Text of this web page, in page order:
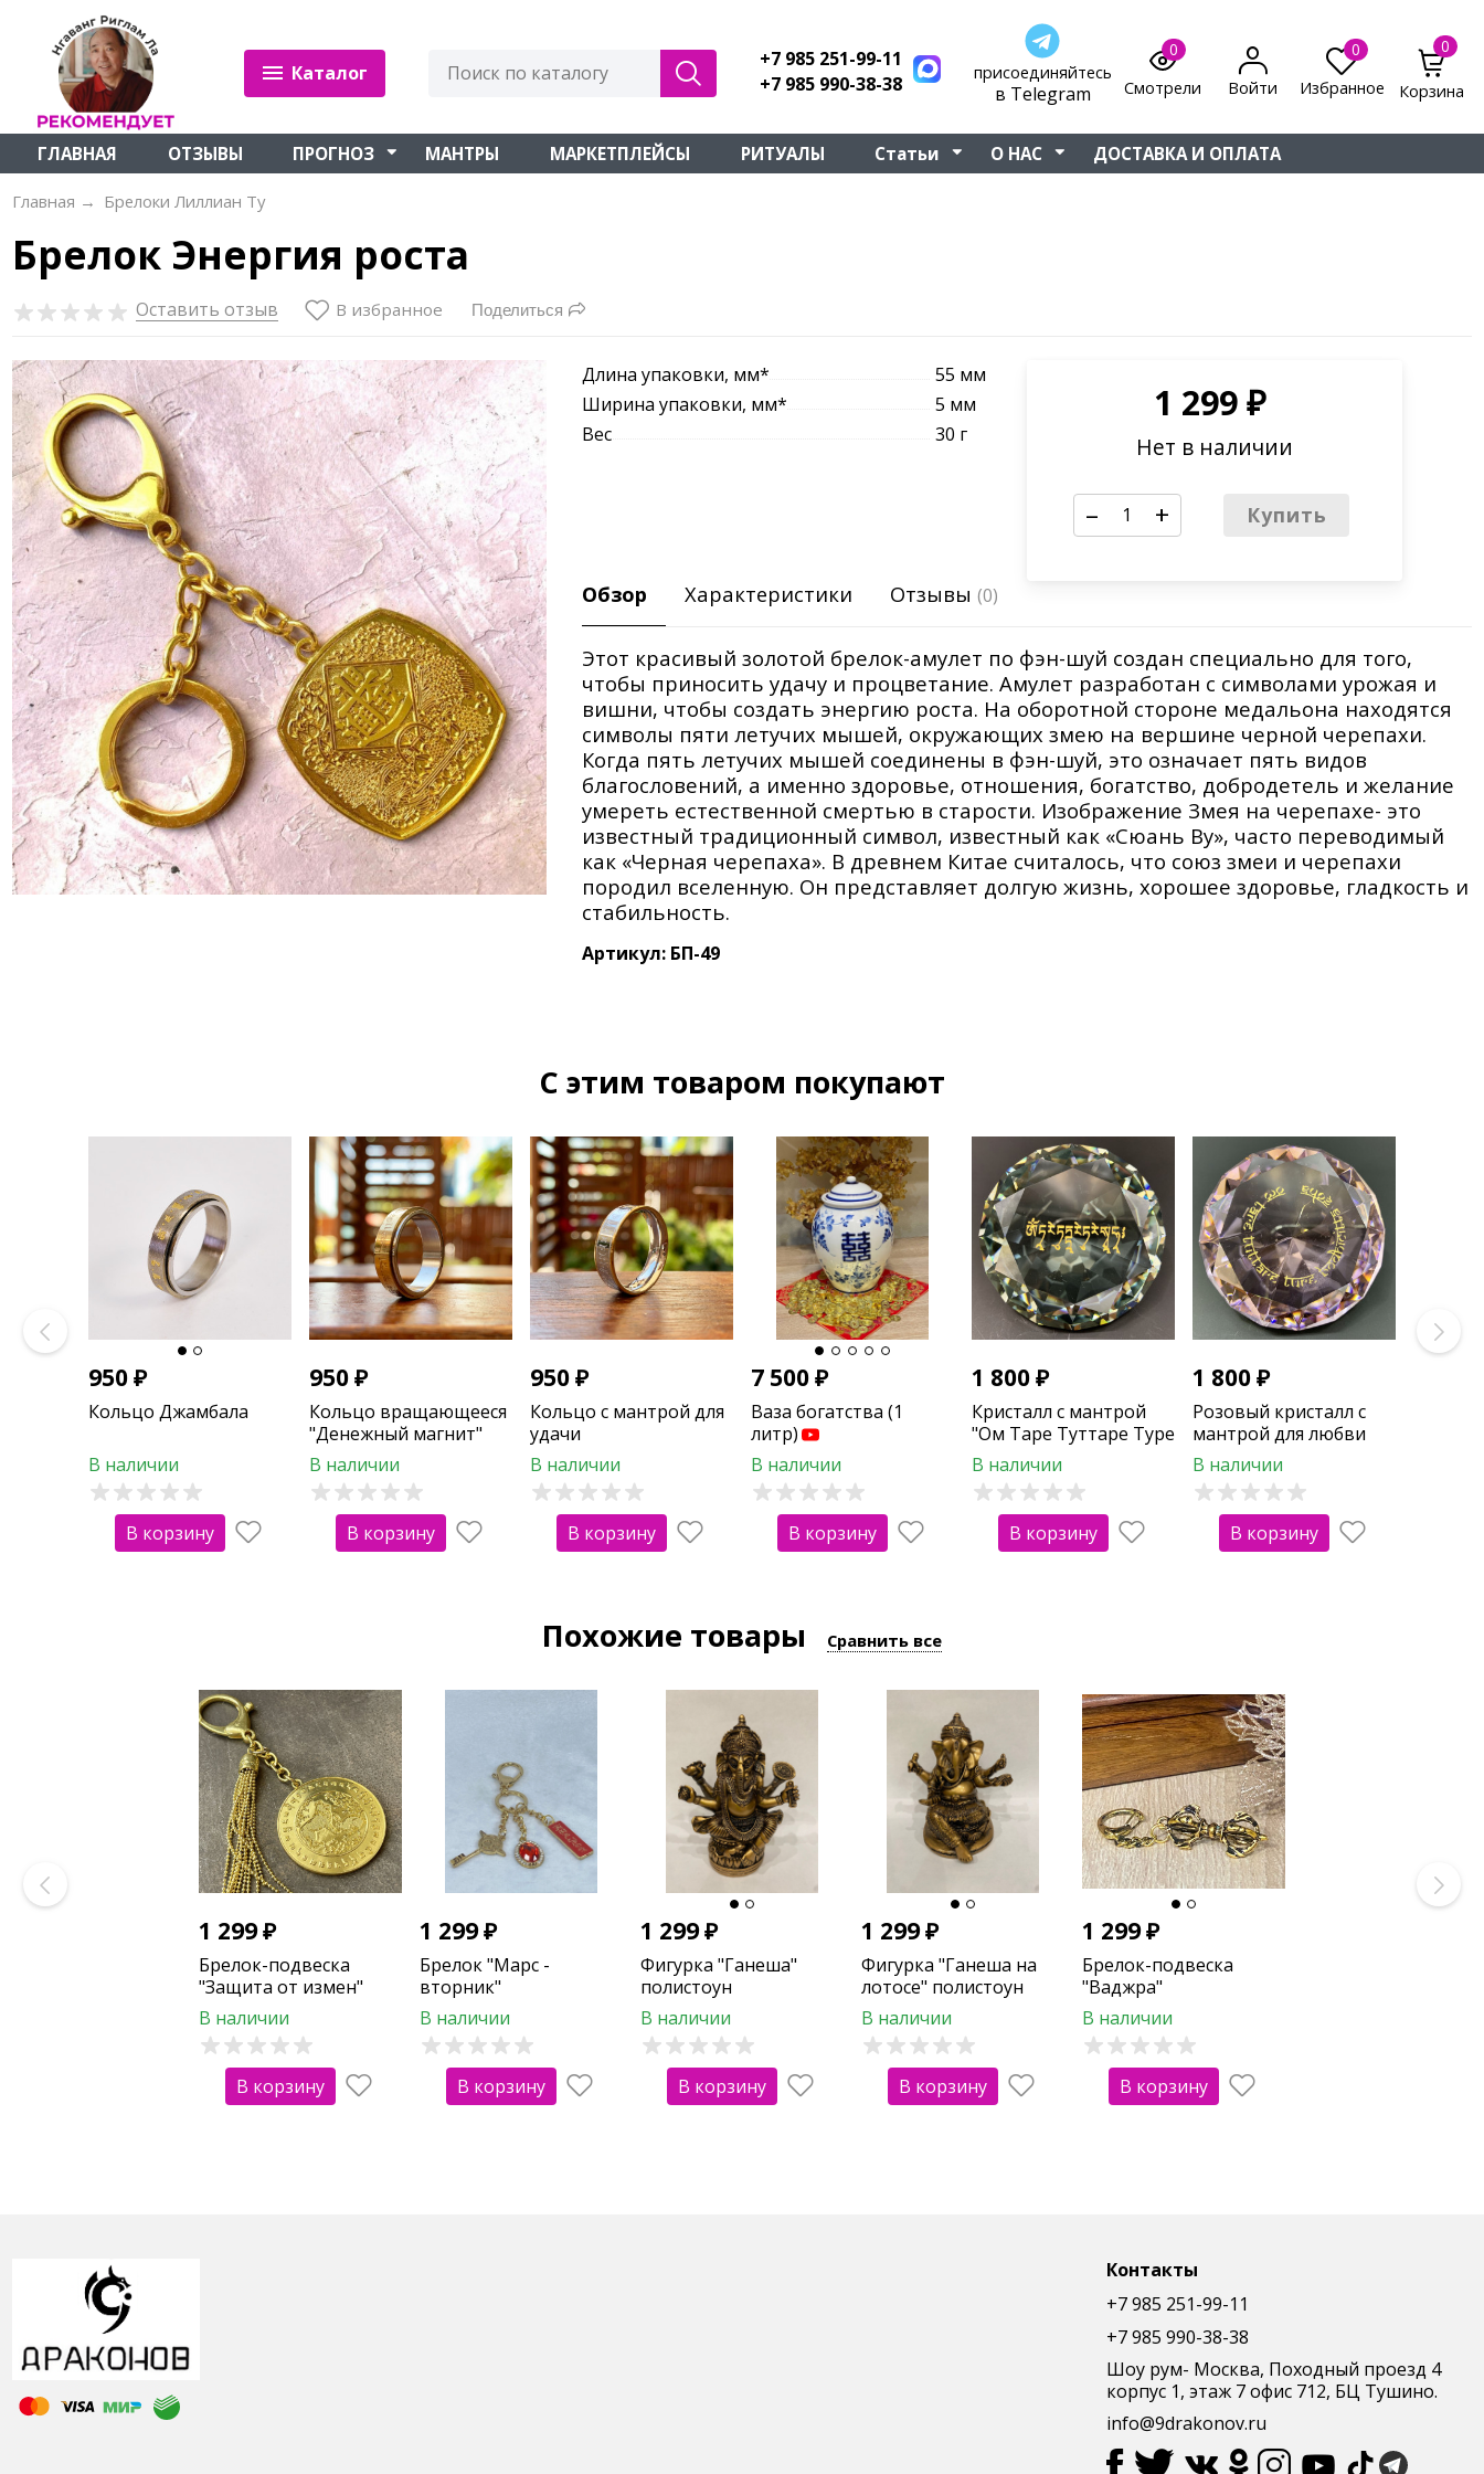
Каталог
+7 985 251-99-11
+7 985 990-38-38
присоединяйтесь
в Telegram
0
Смотрели
Войти
0
Избранное
0
Корзина
ГЛАВНАЯ ОТЗЫВЫ ПРОГНОЗ МАНТРЫ МАРКЕТПЛЕЙСЫ РИТУАЛЫ Статьи О НАС ДОСТАВКА И ОПЛАТА
Главная → Брелоки Лиллиан Ту
Брелок Энергия роста
Оставить отзыв В избранное Поделиться
Длина упаковки, мм*
55 мм
Ширина упаковки, мм*
5 мм
Вес
30 г
1 299₽
Нет в наличии
– + Купить
Обзор Характеристики Отзывы(0)
Этот красивый золотой брелок-амулет по фэн-шуй создан специально для того,
чтобы приносить удачу и процветание. Амулет разработан с символами урожая и
вишни, чтобы создать энергию роста. На оборотной стороне медальона находятся
символы пяти летучих мышей, окружающих змею на вершине черной черепахи.
Когда пять летучих мышей соединены в фэн-шуй, это означает пять видов
благословений, а именно здоровье, отношения, богатство, добродетель и желание
умереть естественной смертью в старости. Изображение Змея на черепахе- это
известный традиционный символ, известный как «Сюань Ву», часто переводимый
как «Черная черепаха». В древнем Китае считалось, что союз змеи и черепахи
породил вселенную. Он представляет долгую жизнь, хорошее здоровье, гладкость и
стабильность.
Артикул: БП-49
C этим товаром покупают
950₽
Кольцо Джамбала
В наличии
В корзину
950₽
Кольцо вращающееся
"Денежный магнит"
В наличии
В корзину
950₽
Кольцо с мантрой для
удачи
В наличии
В корзину
7 500₽
Ваза богатства (1
литр)
В наличии
В корзину
1 800₽
Кристалл с мантрой
"Ом Таре Туттаре Туре
Соха"
В наличии
В корзину
1 800₽
Розовый кристалл с
мантрой для любви
"Ом Таре Туттаре Туре
Бодхичитта Соха"
В наличии
В корзину
Похожие товары Сравнить все
1 299₽
Брелок-подвеска
"Защита от измен"
В наличии
В корзину
1 299₽
Брелок "Марс -
вторник"
В наличии
В корзину
1 299₽
Фигурка "Ганеша"
полистоун
В наличии
В корзину
1 299₽
Фигурка "Ганеша на
лотосе" полистоун
В наличии
В корзину
1 299₽
Брелок-подвеска
"Ваджра"
вертикальная
В наличии
В корзину
Контакты
+7 985 251-99-11
+7 985 990-38-38
Шоу рум- Москва, Походный проезд 4
корпус 1, этаж 7 офис 712, БЦ Тушино.
info@9drakonov.ru